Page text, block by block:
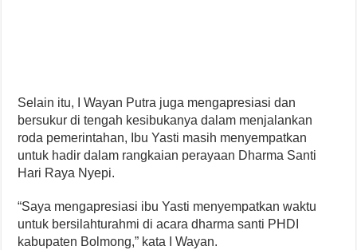
Selain itu, I Wayan Putra juga mengapresiasi dan
bersukur di tengah kesibukanya dalam menjalankan
roda pemerintahan, Ibu Yasti masih menyempatkan
untuk hadir dalam rangkaian perayaan Dharma Santi
Hari Raya Nyepi.
“Saya mengapresiasi ibu Yasti menyempatkan waktu
untuk bersilahturahmi di acara dharma santi PHDI
kabupaten Bolmong,” kata I Wayan.